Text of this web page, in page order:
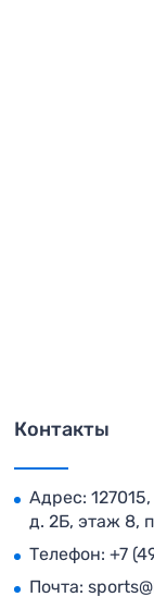
Контакты
Адрес:
д. 2Б, этаж 8,
Телефон: +7
Почта: